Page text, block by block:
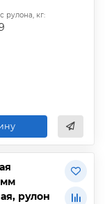
рулона, кг:
мм
рулон